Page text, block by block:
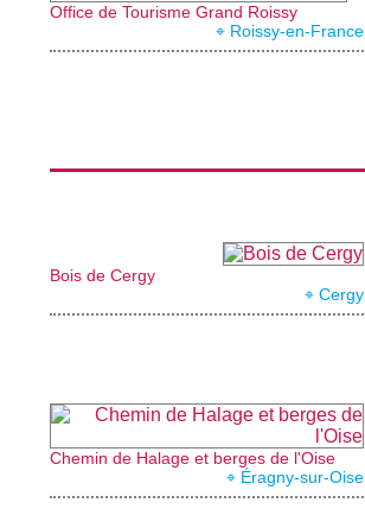
Office de Tourisme Grand Roissy
⌖ Roissy-en-France
Bois de Cergy
⌖ Cergy
Chemin de Halage et berges de l'Oise
⌖ Éragny-sur-Oise